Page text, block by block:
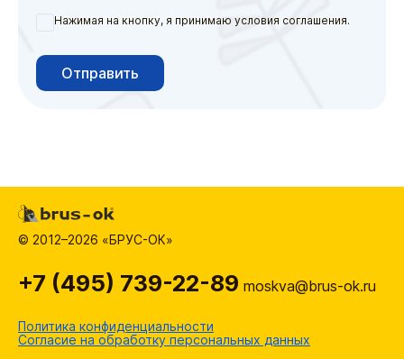
Нажимая на кнопку, я принимаю условия соглашения.
Отправить
© 2012–2026 «БРУС-ОК»
Политика конфиденциальности
Согласие на обработку персональных данных
+7 (495) 739-22-89 moskva@brus-ok.ru